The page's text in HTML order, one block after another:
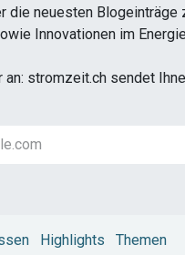
die neuesten Blogeinträge
Innovationen im
an: stromzeit.ch sendet
Highlights
Themen